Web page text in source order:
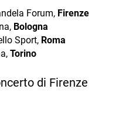
Forum, Firenze
Bologna
Sport, Roma
Torino
di Firenze